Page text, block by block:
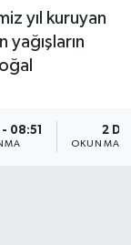
yıl kuruyan
08:51 2 DK
OKUNMA